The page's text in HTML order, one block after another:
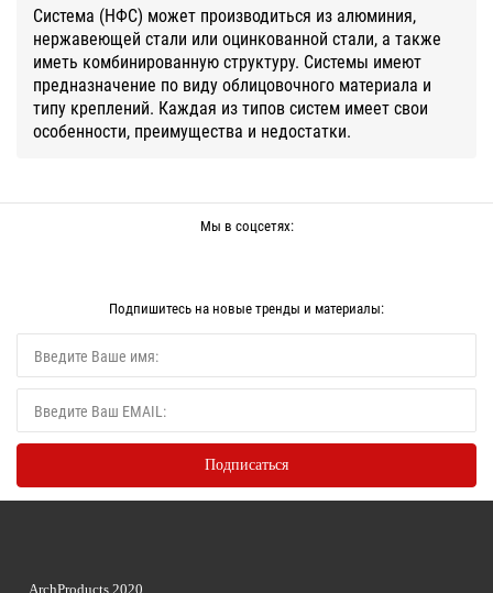
Система (НФС) может производиться из алюминия,
нержавеющей стали или оцинкованной стали, а также
иметь комбинированную структуру. Системы имеют
предназначение по виду облицовочного материала и
типу креплений. Каждая из типов систем имеет свои
особенности, преимущества и недостатки.
Мы в соцсетях:
Подпишитесь на новые тренды и материалы:
ArchProducts 2020